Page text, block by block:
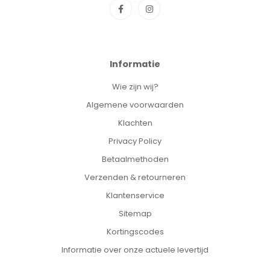
Informatie
Wie zijn wij?
Algemene voorwaarden
Klachten
Privacy Policy
Betaalmethoden
Verzenden & retourneren
Klantenservice
Sitemap
Kortingscodes
Informatie over onze actuele levertijd